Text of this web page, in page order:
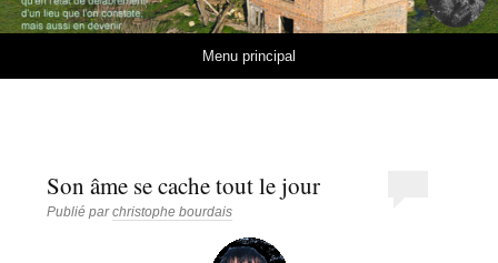
Menu principal
Son âme se cache tout le jour
Publié parchristophe bourdais